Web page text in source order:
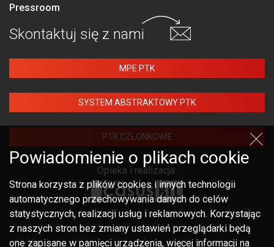
Pressroom
Skontaktuj się z nami
MPE PTK
SYSTEM ABSTRAKTOWY PTK
PTK CZŁONKOWIE
Opieka i realizacja:
Powiadomienie o plikach cookie
Strona korzysta z plików cookies i innych technologii
automatycznego przechowywania danych do celów
statystycznych, realizacji usług i reklamowych. Korzystając
z naszych stron bez zmiany ustawień przeglądarki będą
one zapisane w pamięci urządzenia, więcej informacji na